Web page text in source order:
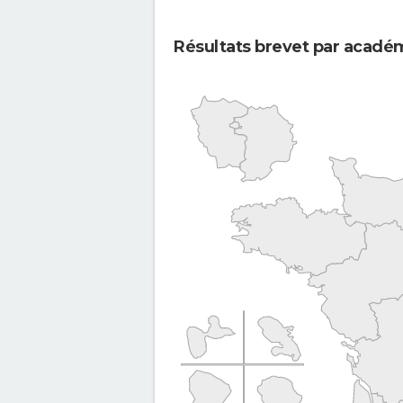
Résultats brevet par